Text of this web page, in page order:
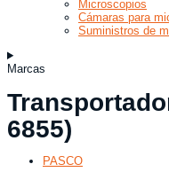
Microscopios
Cámaras para
Suministros de
Marcas
6855)
PASCO